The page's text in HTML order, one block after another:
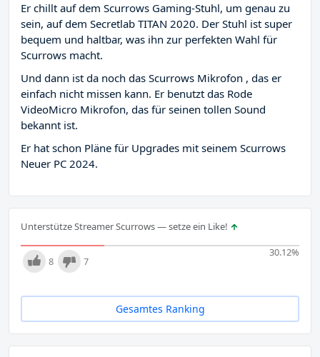
Er chillt auf dem Scurrows Gaming-Stuhl, um genau zu
sein, auf dem Secretlab TITAN 2020. Der Stuhl ist super
bequem und haltbar, was ihn zur perfekten Wahl für
Scurrows macht.
Und dann ist da noch das Scurrows Mikrofon , das er
einfach nicht missen kann. Er benutzt das Rode
VideoMicro Mikrofon, das für seinen tollen Sound
bekannt ist.
Er hat schon Pläne für Upgrades mit seinem Scurrows
Neuer PC 2024.
Unterstütze Streamer Scurrows — setze ein Like!
30.12%
8 7
Gesamtes Ranking